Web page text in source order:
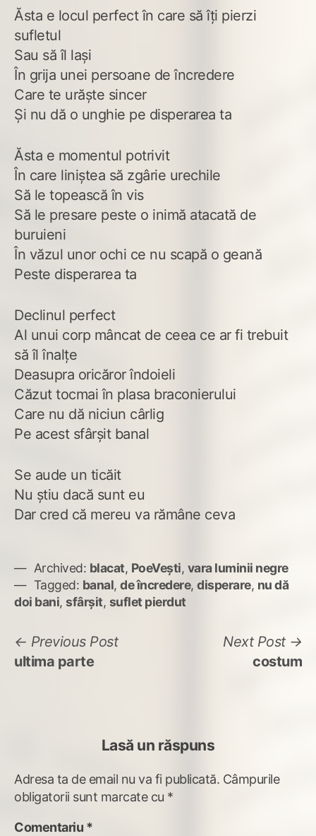
Ăsta e locul perfect în care să îți pierzi
sufletul
Sau să îl lași
În grija unei persoane de încredere
Care te urăște sincer
Și nu dă o unghie pe disperarea ta
Ăsta e momentul potrivit
În care liniștea să zgârie urechile
Să le topească în vis
Să le presare peste o inimă atacată de
buruieni
În văzul unor ochi ce nu scapă o geană
Peste disperarea ta
Declinul perfect
Al unui corp mâncat de ceea ce ar fi trebuit
să îl înalțe
Deasupra oricăror îndoieli
Căzut tocmai în plasa braconierului
Care nu dă niciun cârlig
Pe acest sfârșit banal
Se aude un ticăit
Nu știu dacă sunt eu
Dar cred că mereu va rămâne ceva
Archived: blacat, PoeVești, vara luminii negre
Tagged: banal, de încredere, disperare, nu dă
doi bani, sfârșit, suflet pierdut
Navigare
în
Previous PostPrevious
ultima parte
Next Post
costum
Lasă un răspuns
Adresa ta de email nu va fi publicată. Câmpurile
obligatorii sunt marcate cu *
Comentariu *